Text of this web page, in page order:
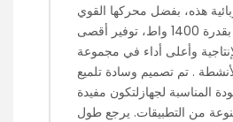
هذه، بفضل محركها القوي
وعالي الكفاءة بقدرة 1400 واط، توفير أقصى
وأعلى أداء في مجموعة
. تم تصميم وسادة تلميع
المناسبة لجهازلتكون مفيدة
من التطبيقات. يرجع طول